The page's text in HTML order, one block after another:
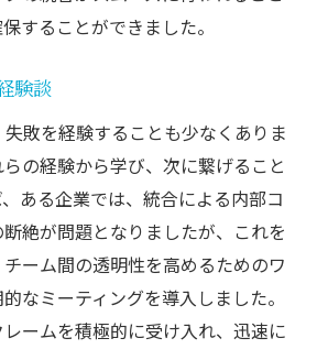
することができました。
験談
敗を経験することも少なくありま
の経験から学び、次に繋げること
ある企業では、統合による内部コ
絶が問題となりましたが、これを
ーム間の透明性を高めるためのワ
なミーティングを導入しました。
ームを積極的に受け入れ、迅速に